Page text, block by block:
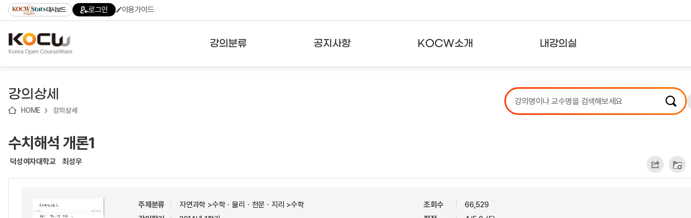
기
기
기
content)
가
대시보드 로그인 이용가이드
강의분류 공지사항 KOCW소개 내강의실
강의리스트
수강확인증강의
강의상세
HOME 강의상세
수치해석 개론1
덕성여자대학교 최성우
주제분류
자연과학 >수학ㆍ물리ㆍ천문ㆍ지리 >수학
조회수
66,529